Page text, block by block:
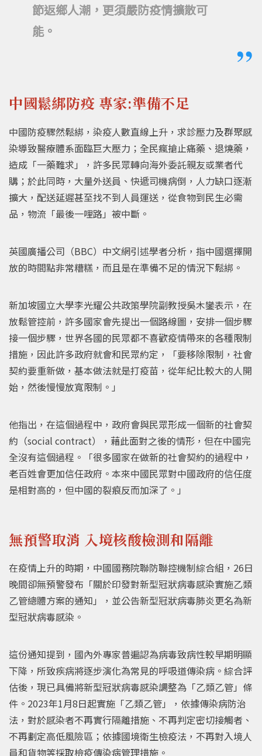
節返鄉人潮，更須嚴防疫情擴散可
能。
中國鬆綁防疫 專家:準備不足
中國防疫驟然鬆綁，染疫人數直線上升，求診壓力及群聚感
染導致醫療體系面臨巨大壓力；全民瘋搶止痛藥、退燒藥，
造成「一藥難求」，許多民眾轉向海外委託親友或業者代
購；於此同時，大量外送員、快遞司機病倒，人力缺口逐漸
擴大，配送延遲甚至找不到人員運送，從食物到民生必需
品，物流「最後一哩路」被中斷。
英國廣播公司（BBC）中文網引述學者分析，指中國選擇開
放的時間點非常糟糕，而且是在準備不足的情況下鬆綁。
新加坡國立大學李光耀公共政策學院副教授吳木鑾表示，在
放鬆管控前，許多國家會先提出一個路線圖，安排一個步驟
接一個步驟，世界各國的民眾都不喜歡疫情帶來的各種限制
措施，因此許多政府就會和民眾約定，「要移除限制，社會
契約要重新做，基本做法就是打疫苗，從年紀比較大的人開
始，然後慢慢放寬限制。」
他指出，在這個過程中，政府會與民眾形成一個新的社會契
約（social contract），藉此面對之後的情形，但在中國完
全沒有這個過程。「很多國家在做新的社會契約的過程中，
老百姓會更加信任政府。本來中國民眾對中國政府的信任度
是相對高的，但中國的裂痕反而加深了。」
無預警取消 入境核酸檢測和隔離
在疫情上升的時期，中國國務院聯防聯控機制綜合組，26日
晚間卻無預警發布「關於印發對新型冠狀病毒感染實施乙類
乙管總體方案的通知」，並公告新型冠狀病毒肺炎更名為新
型冠狀病毒感染。
這份通知提到，國內外專家普遍認為病毒致病性較早期明顯
下降，所致疾病將逐步演化為常見的呼吸道傳染病。綜合評
估後，現已具備將新型冠狀病毒感染調整為「乙類乙管」條
件。2023年1月8日起實施「乙類乙管」，依據傳染病防治
法，對於感染者不再實行隔離措施、不再判定密切接觸者、
不再劃定高低風險區；依據國境衛生檢疫法，不再對入境人
員和貨物等採取檢疫傳染病管理措施。